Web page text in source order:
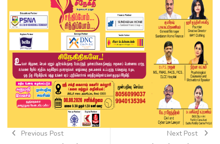
Previous Post Next Post